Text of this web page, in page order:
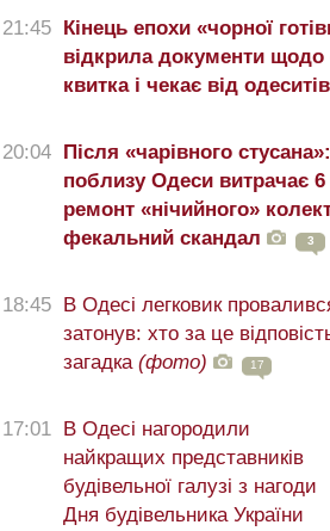
21:45
Кінець епохи «чорної
відкрила документи щодо
квитка і чекає від
20:04
Після «чарівного
поблизу Одеси витрачає 6
ремонт «нічийного»
фекальний скандал
3
18:45
В Одесі легковик
затонув: хто за це
загадка (фото) 17
17:01
В Одесі нагородили
найкращих представників
будівельної галузі з нагоди
Дня будівельника України